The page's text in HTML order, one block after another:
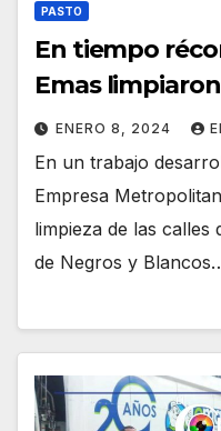
PASTO
En tiempo
Emas
ENERO 8, 2024
En un trabajo
Empresa
limpieza de las calles
de Negros y